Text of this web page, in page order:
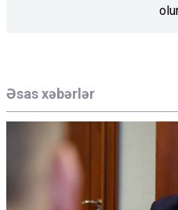
Əsas xəbərlər